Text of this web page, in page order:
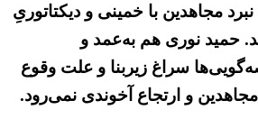
نبرد مجاهدین با خمینی و دیکتاتوریِ
حمید نوری هم به‌عمد و
سراغ زیربنا و علت وقوع
و ارتجاع آخوندی نمی‌رود.